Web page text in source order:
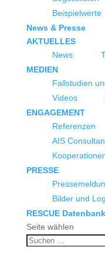
Beispielwerte
News & Presse
AKTUELLES
News
MEDIEN
Fallstudien
Videos
ENGAGEMENT
Referenzen
AIS
PRESSE
Bilder und
RESCUE Datenbank
Seite wählen